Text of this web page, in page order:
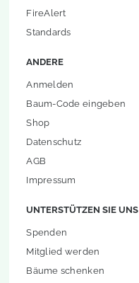
FireAlert
Standards
ANDERE
Anmelden
Baum-Code eingeben
Shop
Datenschutz
AGB
Impressum
UNTERSTÜTZEN SIE UNS
Spenden
Mitglied werden
Bäume schenken